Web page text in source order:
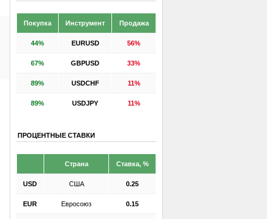
Покупка Инструмент Продажа
44% EURUSD 56%
67% GBPUSD 33%
89% USDCHF 11%
89% USDJPY 11%
ПРОЦЕНТНЫЕ СТАВКИ
Страна Ставка, %
USD США 0.25
EUR Евросоюз 0.15